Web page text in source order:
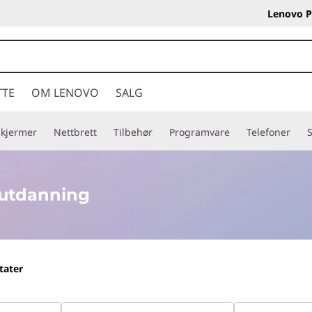
Lenovo
OM LENOVO SALG
Nettbrett Tilbehør Programvare Telefoner